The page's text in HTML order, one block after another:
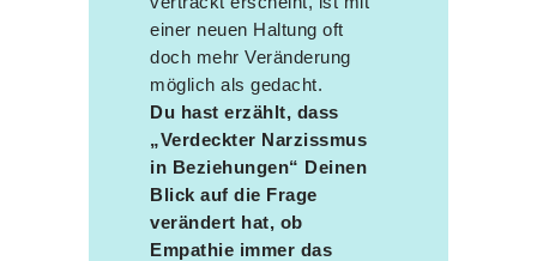
einer neuen Haltung oft
doch mehr Veränderung
möglich als gedacht.
Du hast erzählt, dass
„Verdeckter Narzissmus
in Beziehungen“ Deinen
Blick auf die Frage
verändert hat, ob
Empathie immer das